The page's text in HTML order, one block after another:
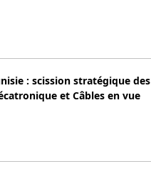
: scission stratégique des
et Câbles en vue